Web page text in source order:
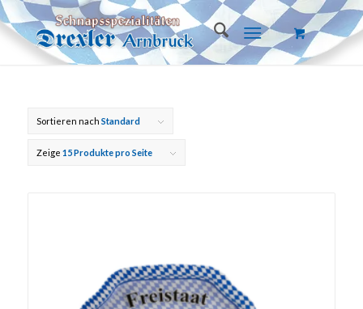
Sortieren nach Standard
Zeige 15 Produkte pro Seite